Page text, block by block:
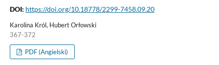
DOI: https://doi.org/10.18778/2299-7458.09.20
Karolina Król, Hubert Orłowski
367-372
PDF (Angielski)